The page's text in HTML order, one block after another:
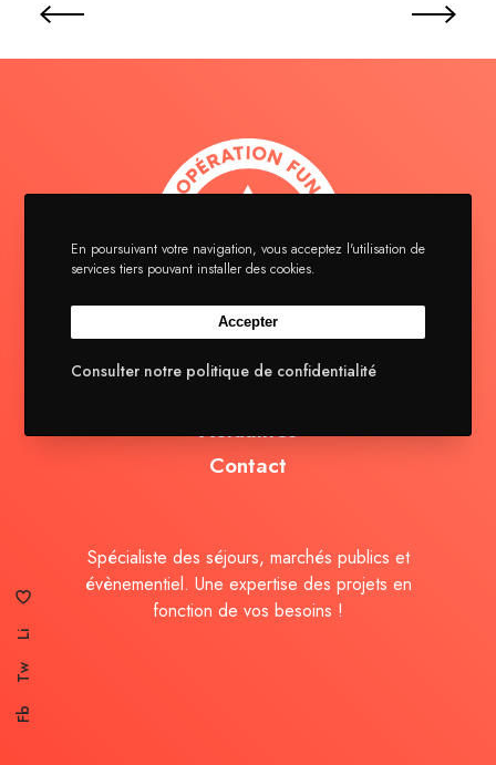
Fb
Tw
Li
La brigade
Actualités
Contact
Spécialiste des séjours, marchés publics et
évènementiel. Une expertise des projets en
fonction de vos besoins !
En poursuivant votre navigation, vous acceptez l'utilisation de
services tiers pouvant installer des cookies.
Consulter notre politique de confidentialité
Accepter